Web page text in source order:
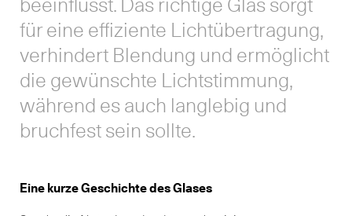
für eine effiziente Lichtübertragung,
verhindert Blendung und ermöglicht
die gewünschte Lichtstimmung,
während es auch langlebig und
bruchfest sein sollte.
Eine kurze Geschichte des Glases